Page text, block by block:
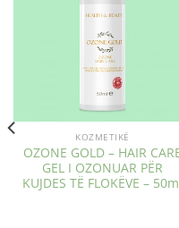
KOZMETIKË
OZONE GOLD – HAIR
GEL I OZONUAR PËR
KUJDES TË FLOKËVE –